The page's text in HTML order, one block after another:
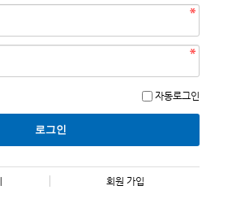
자동로그인
회원 가입